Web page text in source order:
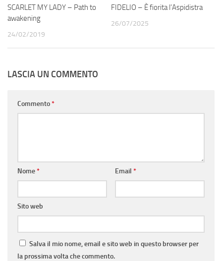
SCARLET MY LADY – Path to
awakening
24/02/2019
FIDELIO – È fiorita l’Aspidistra
26/07/2025
LASCIA UN COMMENTO
Commento*
Nome* Email *
Sito web
Salva il mio nome, email e sito web in questo browser per
la prossima volta che commento.